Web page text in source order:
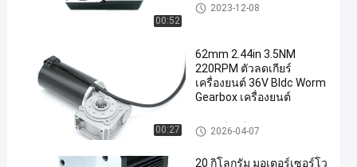
00:52
มอเตอร์เกียร์ DC Worm
2023-12-08
00:27
62mm 2.44in 3.5NM
220RPM ตัวลดเกียร์
เครื่องยนต์ 36V Bldc Worm
Gearbox เครื่องยนต์
มอเตอร์เกียร์ DC Worm
2026-04-07
20 กิโลกรัม มอเตอร์เซอร์โว